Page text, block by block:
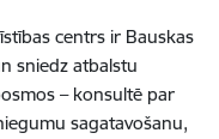
centrs ir Bauskas
sniedz atbalstu
– konsultē par
sagatavošanu,